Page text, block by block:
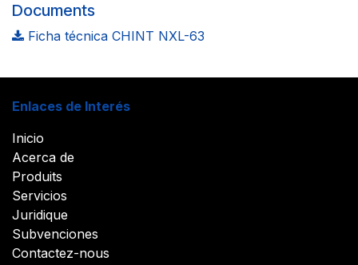
Documents
Ficha técnica CHINT NXL-63
Enlaces de Interés
Inicio
Acerca de
Produits
Servicios
Juridique
Subvenciones
Contactez-nous